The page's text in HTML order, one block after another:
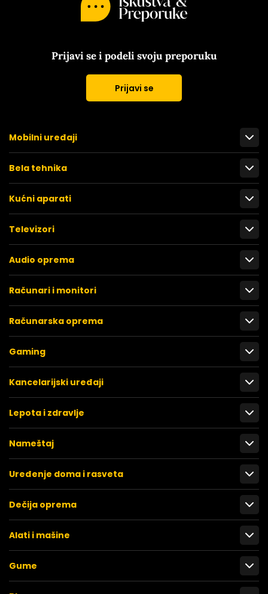
Prijavi se i podeli svoju preporuku
Prijavi se
Mobilni uređaji
Bela tehnika
Kućni aparati
Televizori
Audio oprema
Računari i monitori
Računarska oprema
Gaming
Kancelarijski uređaji
Lepota i zdravlje
Nameštaj
Uređenje doma i rasveta
Dečija oprema
Alati i mašine
Gume